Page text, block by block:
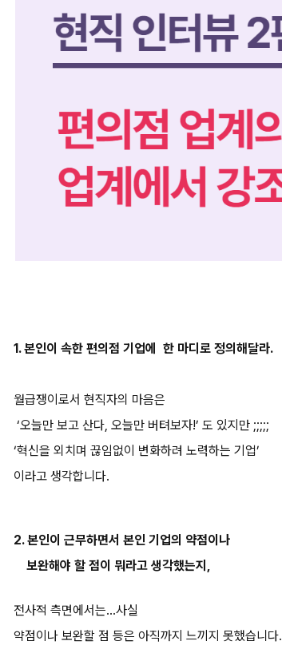
1. 본인이 속한 편의점 기업에 한 마디로 정의해달라.
월급쟁이로서 현직자의 마음은
‘오늘만 보고 산다, 오늘만 버텨보자!’ 도 있지만 ;;;;;
‘혁신을 외치며 끊임없이 변화하려 노력하는 기업’
이라고 생각합니다.
2. 본인이 근무하면서 본인 기업의 약점이나
보완해야 할 점이 뭐라고 생각했는지,
전사적 측면에서는...사실
약점이나 보완할 점 등은 아직까지 느끼지 못했습니다.